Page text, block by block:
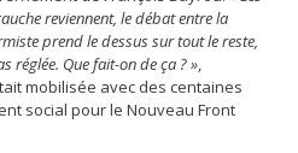
reviennent, le débat entre la
prend le dessus sur tout le reste,
réglée. Que fait-on de ça ? »,
mobilisée avec des centaines
social pour le Nouveau Front